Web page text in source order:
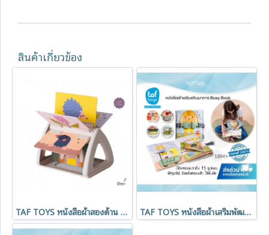
สินค้าเกี่ยวข้อง
TAF TOYS หนังสือผ้าสองด้าน หมุนได้ Tummy Time Spinning Book TAF TOYS หนังสือผ้าเสริมพัฒนาการ My 1st Busy Book สำหรับเด็ก 18 เดือนขึ้นไป